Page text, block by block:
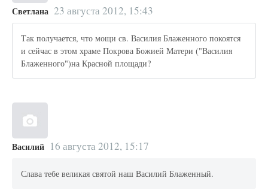
Светлана 23 августа 2012, 15:43
Так получается, что мощи св. Василия Блаженного покоятся
и сейчас в этом храме Покрова Божией Матери ("Василия
Блаженного")на Красной площади?
Василий 16 августа 2012, 15:17
Слава тебе великая святой наш Василий Блаженный.